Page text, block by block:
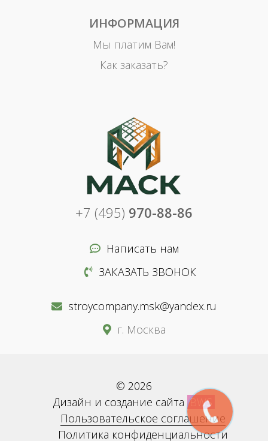
ИНФОРМАЦИЯ
Мы платим Вам!
Как заказать?
+7 (495) 970-88-86
Написать нам
ЗАКАЗАТЬ ЗВОНОК
stroycompany.msk@yandex.ru
г. Москва
© 2026
Дизайн и создание сайтаBWS
Пользовательское соглашение
Политика конфиденциальности